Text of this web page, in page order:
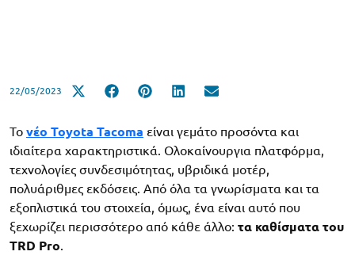
22/05/2023
Το νέο Toyota Tacoma είναι γεμάτο προσόντα και
ιδιαίτερα χαρακτηριστικά. Ολοκαίνουργια πλατφόρμα,
τεχνολογίες συνδεσιμότητας, υβριδικά μοτέρ,
πολυάριθμες εκδόσεις. Από όλα τα γνωρίσματα και τα
εξοπλιστικά του στοιχεία, όμως, ένα είναι αυτό που
ξεχωρίζει περισσότερο από κάθε άλλο: τα καθίσματα του
TRD Pro.